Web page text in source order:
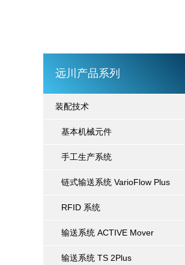
远川产品系列
装配技术
基本机械元件
手工生产系统
链式输送系统 VarioFlow Plus
RFID 系统
输送系统 ACTIVE Mover
输送系统 TS 2Plus